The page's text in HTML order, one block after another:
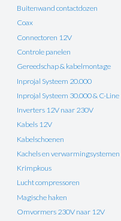
Buitenwand contactdozen
Coax
Connectoren 12V
Controle panelen
Gereedschap & kabelmontage
Inprojal Systeem 20.000
Inprojal Systeem 30.000 & C-Line
Inverters 12V naar 230V
Kabels 12V
Kabelschoenen
Kachels en verwarmingsystemen
Krimpkous
Lucht compressoren
Magische haken
Omvormers 230V naar 12V